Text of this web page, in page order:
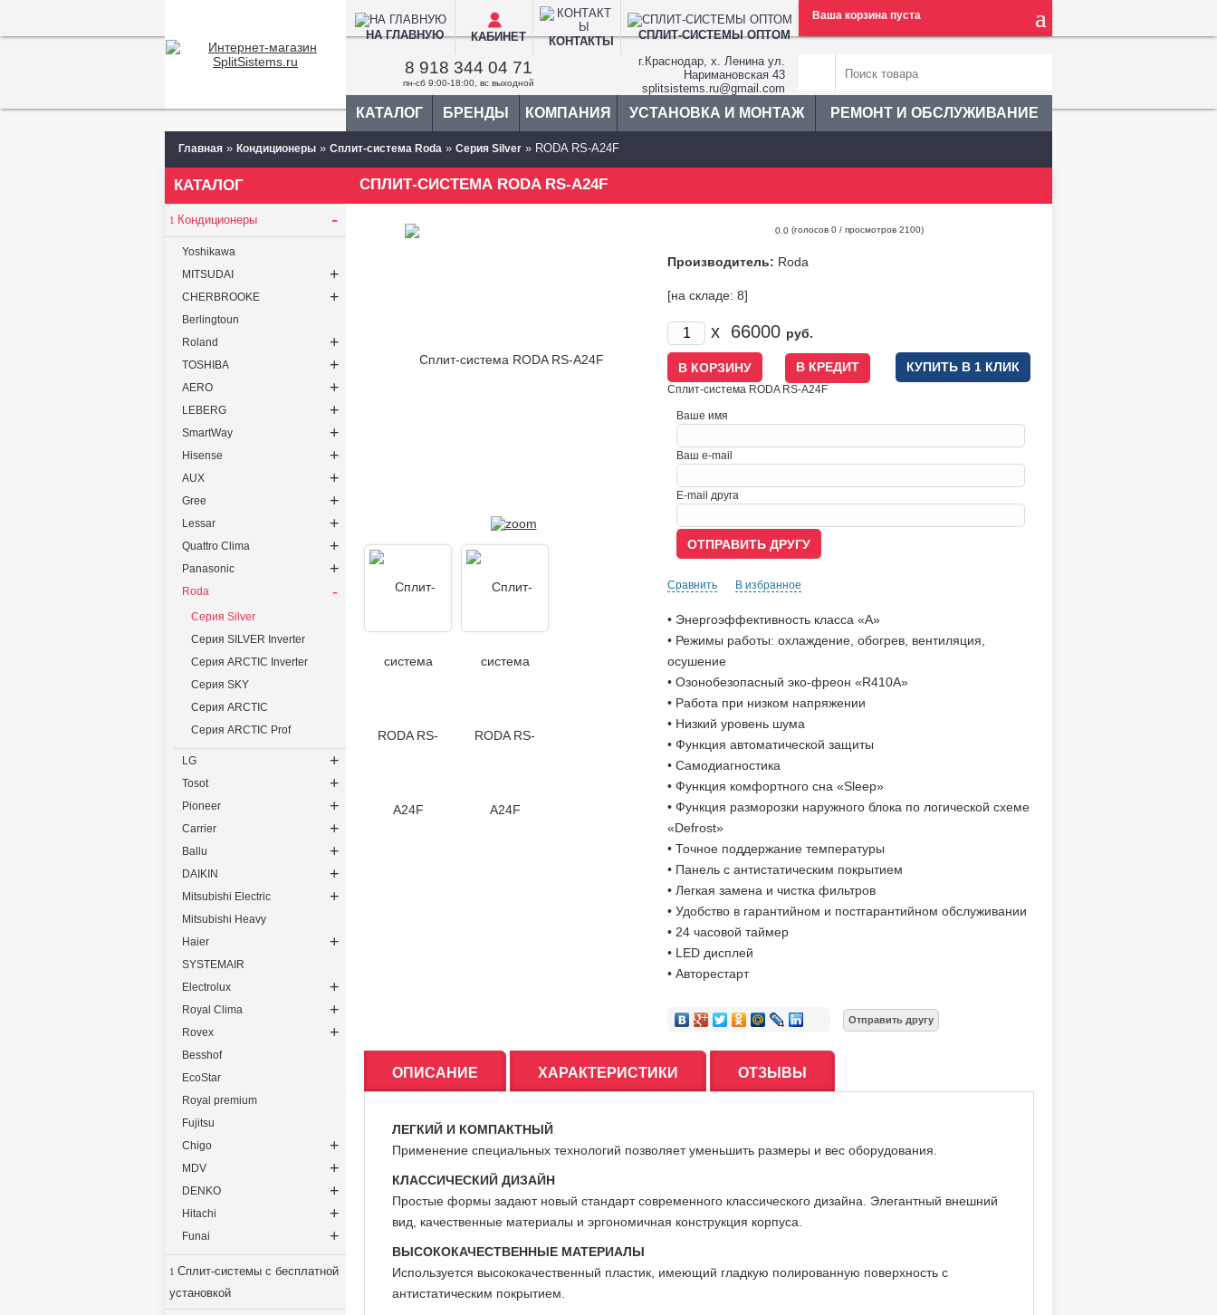
НА ГЛАВНУЮ КАБИНЕТ КОНТАКТЫ СПЛИТ-СИСТЕМЫ ОПТОМ
Ваша корзина пуста
8 918 344 04 71
пн-сб 9:00-18:00, вс выходной
г.Краснодар, х. Ленина ул.
Наримановская 43
splitsistems.ru@gmail.com
КАТАЛОГ БРЕНДЫ КОМПАНИЯ УСТАНОВКА И МОНТАЖ РЕМОНТ И ОБСЛУЖИВАНИЕ
Главная » Кондиционеры » Сплит-система Roda » Серия Silver » RODA RS-A24F
КАТАЛОГ
Кондиционеры -
Yoshikawa
MITSUDAI
+
CHERBROOKE +
Berlingtoun
Roland
+
TOSHIBA +
AERO +
LEBERG +
SmartWay +
Hisense +
AUX +
Gree +
Lessar +
Quattro Clima +
Panasonic +
Roda -
Серия Silver
Серия SILVER Inverter
Серия ARCTIC Inverter
Серия SKY
Серия ARCTIC
Серия ARCTIC Prof
LG +
Tosot +
Pioneer +
Carrier +
Ballu +
DAIKIN +
Mitsubishi Electric +
Mitsubishi Heavy
Haier
+
SYSTEMAIR
Electrolux
+
Royal Clima +
Rovex +
Besshof
EcoStar
Royal premium
Fujitsu
Chigo
+
MDV +
DENKO +
Hitachi +
Funai +
Сплит-системы с бесплатной
установкой
СПЛИТ-СИСТЕМА RODA RS-A24F
0.0 (голосов 0 / просмотров 2100)
Производитель: Roda
[на складе: 8]
x 66000 руб.
В КРЕДИТ КУПИТЬ В 1 КЛИК
Сплит-система RODA RS-A24F
Ваше имя
Ваш e-mail
E-mail друга
Сравнить В избранное
• Энергоэффективность класса «А»
• Режимы работы: охлаждение, обогрев, вентиляция,
осушение
• Озонобезопасный эко-фреон «R410А»
• Работа при низком напряжении
• Низкий уровень шума
• Функция автоматической защиты
• Самодиагностика
• Функция комфортного сна «Sleep»
• Функция разморозки наружного блока по логической схеме
«Defrost»
• Точное поддержание температуры
• Панель с антистатическим покрытием
• Легкая замена и чистка фильтров
• Удобство в гарантийном и постгарантийном обслуживании
• 24 часовой таймер
• LED дисплей
• Авторестарт
ОПИСАНИЕ ХАРАКТЕРИСТИКИ ОТЗЫВЫ
ЛЕГКИЙ И КОМПАКТНЫЙ
Применение специальных технологий позволяет уменьшить размеры и вес оборудования.
КЛАССИЧЕСКИЙ ДИЗАЙН
Простые формы задают новый стандарт современного классического дизайна. Элегантный внешний
вид, качественные материалы и эргономичная конструкция корпуса.
ВЫСОКОКАЧЕСТВЕННЫЕ МАТЕРИАЛЫ
Используется высококачественный пластик, имеющий гладкую полированную поверхность с
антистатическим покрытием.